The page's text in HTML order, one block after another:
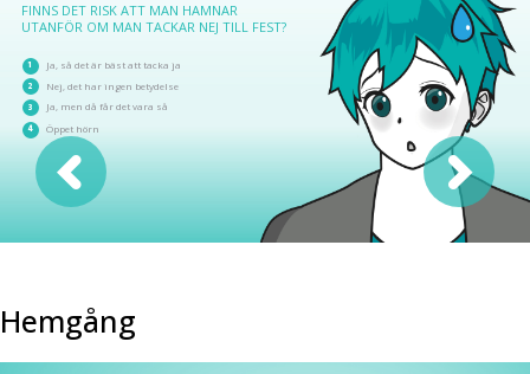
FINNS DET RISK ATT MAN HAMNAR
UTANFÖR OM MAN TACKAR NEJ TILL FEST?
Ja, så det är bäst att tacka ja
3
1
2
4
Nej, det har ingen betydelse
Ja, men då får det vara så
Öppet hörn
Hemgång